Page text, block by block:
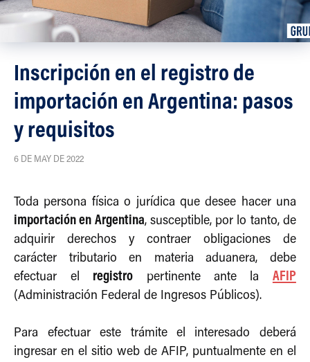
Inscripción en el registro de
importación en Argentina: pasos
y requisitos
6 DE MAY DE 2022
Toda persona física o jurídica que desee hacer una
importación en Argentina, susceptible, por lo tanto, de
adquirir derechos y contraer obligaciones de
carácter tributario en materia aduanera, debe
efectuar el
registro pertinente ante la AFIP
(Administración Federal de Ingresos Públicos).
Para efectuar este trámite el interesado deberá
ingresar en el sitio web de AFIP, puntualmente en el